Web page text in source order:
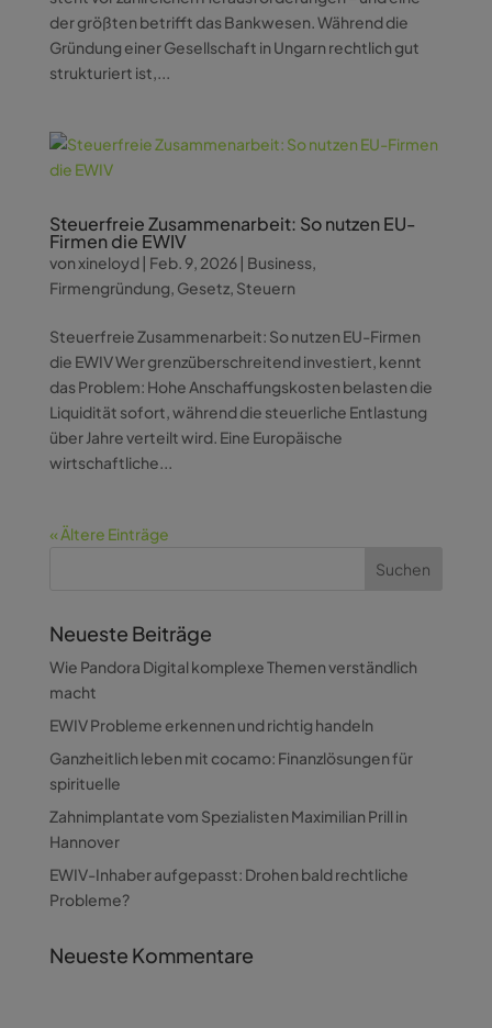
der größten betrifft das Bankwesen. Während die
Gründung einer Gesellschaft in Ungarn rechtlich gut
strukturiert ist,...
Steuerfreie Zusammenarbeit: So nutzen EU-
Firmen die EWIV
vonxineloyd| Feb. 9, 2026| Business,
Firmengründung, Gesetz, Steuern
Steuerfreie Zusammenarbeit: So nutzen EU-Firmen
die EWIV Wer grenzüberschreitend investiert, kennt
das Problem: Hohe Anschaffungskosten belasten die
Liquidität sofort, während die steuerliche Entlastung
über Jahre verteilt wird. Eine Europäische
wirtschaftliche...
« Ältere Einträge
Neueste Beiträge
Wie Pandora Digital komplexe Themen verständlich
macht
EWIV Probleme erkennen und richtig handeln
Ganzheitlich leben mit cocamo: Finanzlösungen für
spirituelle
Zahnimplantate vom Spezialisten Maximilian Prill in
Hannover
EWIV-Inhaber aufgepasst: Drohen bald rechtliche
Probleme?
Neueste Kommentare